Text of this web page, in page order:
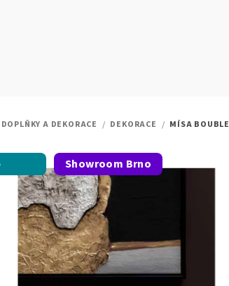
DOPLŇKY A DEKORACE / DEKORACE / MÍSA BOUBLE
Showroom Brno